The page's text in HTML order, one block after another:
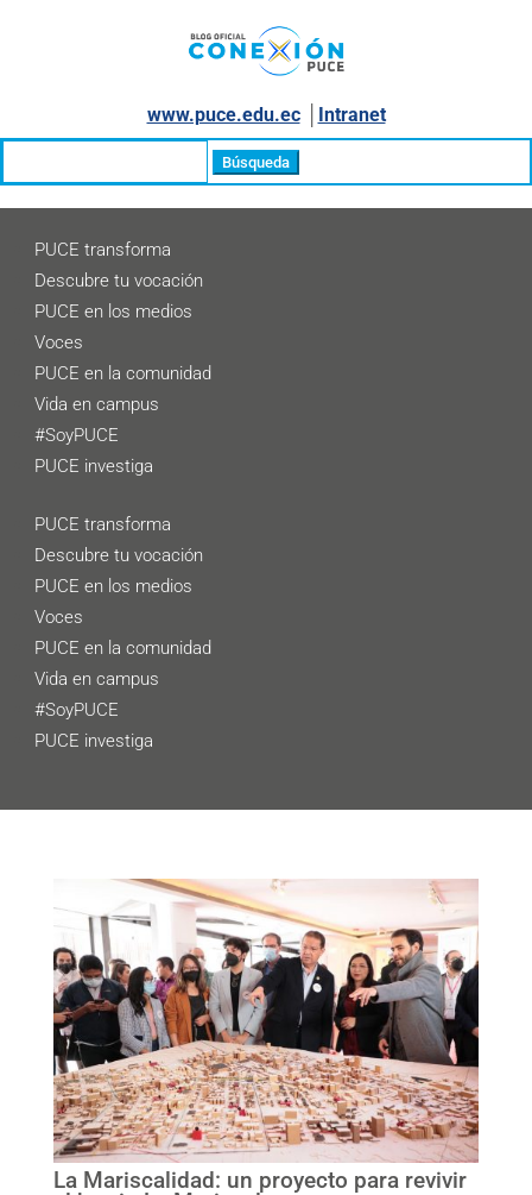
www.puce.edu.ec│ Intranet
PUCE transforma
Descubre tu vocación
PUCE en los medios
Voces
PUCE en la comunidad
Vida en campus
#SoyPUCE
PUCE investiga
PUCE transforma
Descubre tu vocación
PUCE en los medios
Voces
PUCE en la comunidad
Vida en campus
#SoyPUCE
PUCE investiga
La Mariscalidad: un proyecto para revivir